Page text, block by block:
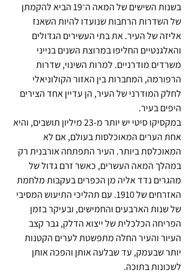
בשנות השישים של המאה ה־19 הביא להקמתן
של השדרות הרחבות שנועדו להיות השאנז
אליזה של העיר. את בתי העשירים הגדולים
והאלגנטיים החליפו במרוצת השנים בנייני
משרדים מודרניים. למרות השינוי, שדרות
הרפורמה, המחברות בין האזור הקולוניאלי
לחלק המודרני של העיר, הן עדיין אחד הצירים
היפים בעיר.
במקסיקו סיטי יש יותר מ-23 מיליון תושבים, והיא
אחת הערים המאוכלסות בעולם, אם לא
המאוכלסת ביותר. העיר התפתחה אורבנית רק
במהלך המאה העשרים, כאשר זרם גדול של
מהגרים נדד אליה מן הכפרים בעקבות מלחמת
האזרחים של 1910. עם תהליכי התיעוש המסיבי
של שנות הארבעים והחמישים, ובעיקר בזמן
הפריחה הכלכלית של ייצוא הדלק, גבר קצב
העיור והעיר החלה מתפשטת לערים הקטנות
יותר שבעמק, עד שבלעה אותן והפכה אותן
לשכונות בתוכה.